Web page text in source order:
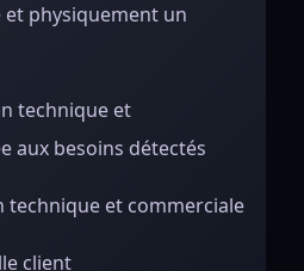
et physiquement un
technique et
aux besoins détectés
technique et commerciale
client